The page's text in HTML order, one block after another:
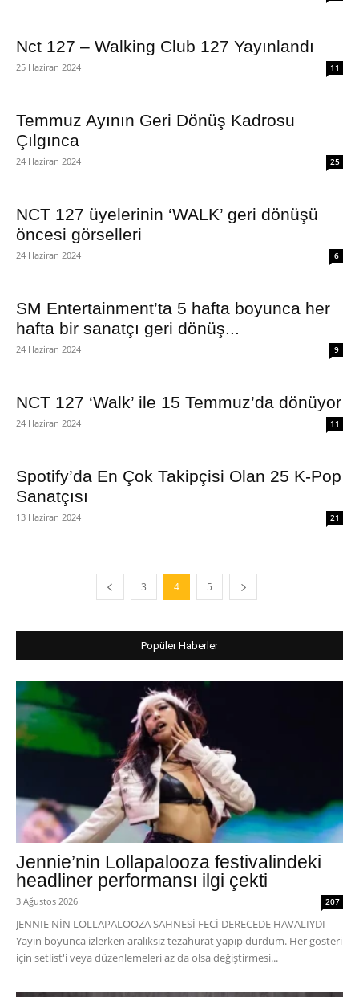
Nct 127 – Walking Club 127 Yayınlandı
25 Haziran 2024 11
Temmuz Ayının Geri Dönüş Kadrosu
Çılgınca
24 Haziran 2024 25
NCT 127 üyelerinin ‘WALK’ geri dönüşü
öncesi görselleri
24 Haziran 2024 6
SM Entertainment’ta 5 hafta boyunca her
hafta bir sanatçı geri dönüş...
24 Haziran 2024 9
NCT 127 ‘Walk’ ile 15 Temmuz’da dönüyor
24 Haziran 2024 11
Spotify’da En Çok Takipçisi Olan 25 K-Pop
Sanatçısı
13 Haziran 2024 21
3 4 5
Popüler Haberler
Jennie’nin Lollapalooza festivalindeki
headliner performansı ilgi çekti
3 Ağustos 2026 207
JENNIE'NİN LOLLAPALOOZA SAHNESİ FECİ DERECEDE HAVALIYDI
Yayın boyunca izlerken aralıksız tezahürat yapıp durdum. Her gösteri
için setlist'i veya düzenlemeleri az da olsa değiştirmesi...